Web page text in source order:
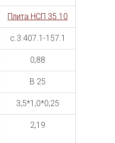
Плита НСП 35.10
с.3.407.1-157.1
0,88
В 25
3,5*1,0*0,25
2,19